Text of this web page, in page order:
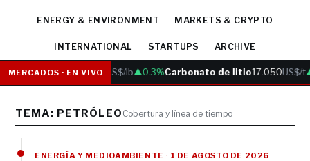
ENERGY & ENVIRONMENT MARKETS & CRYPTO
INTERNATIONAL STARTUPS ARCHIVE
MERCADOS · EN VIVO
Cobre6.05 US$/lb▲0.3%Carbonato de litio17.050US$/t
TEMA: PETRÓLEO Cobertura y línea de tiempo
ENERGÍA Y MEDIOAMBIENTE · 1 DE AGOSTO DE 2026